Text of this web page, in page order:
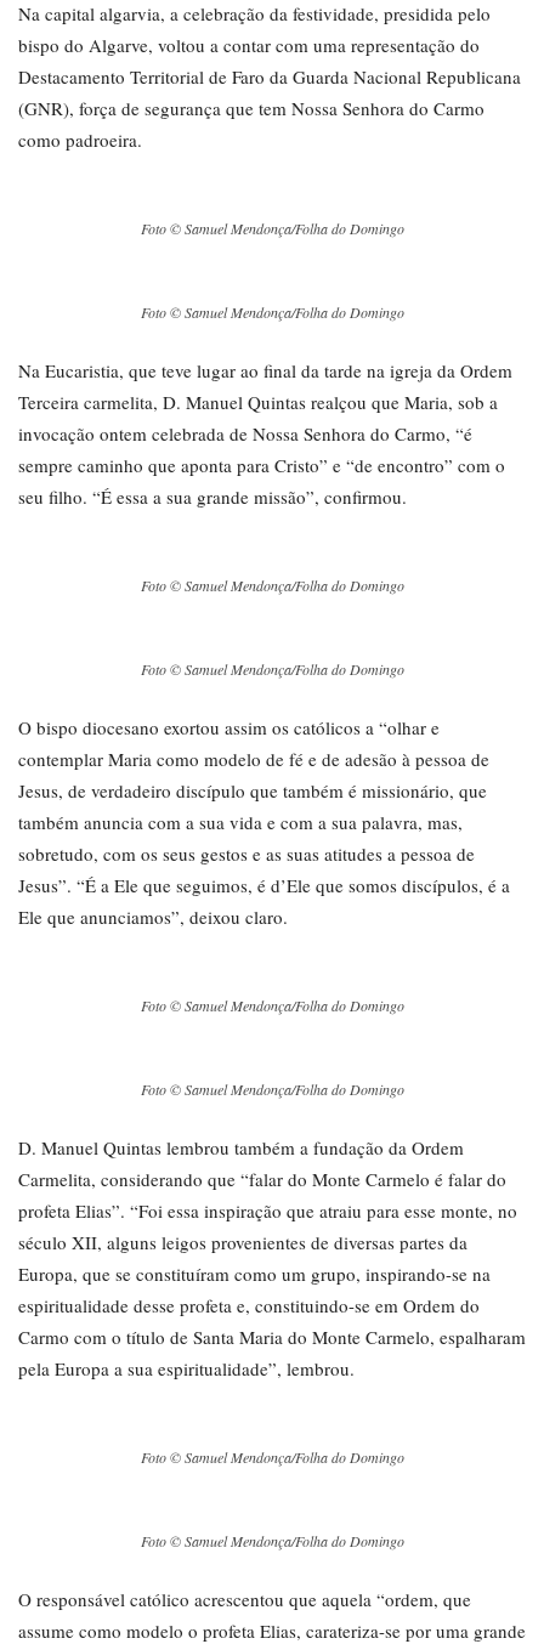
Na capital algarvia, a celebração da festividade, presidida pelo
bispo do Algarve, voltou a contar com uma representação do
Destacamento Territorial de Faro da Guarda Nacional Republicana
(GNR), força de segurança que tem Nossa Senhora do Carmo
como padroeira.
Foto © Samuel Mendonça/Folha do Domingo
Foto © Samuel Mendonça/Folha do Domingo
Na Eucaristia, que teve lugar ao final da tarde na igreja da Ordem
Terceira carmelita, D. Manuel Quintas realçou que Maria, sob a
invocação ontem celebrada de Nossa Senhora do Carmo, “é
sempre caminho que aponta para Cristo” e “de encontro” com o
seu filho. “É essa a sua grande missão”, confirmou.
Foto © Samuel Mendonça/Folha do Domingo
Foto © Samuel Mendonça/Folha do Domingo
O bispo diocesano exortou assim os católicos a “olhar e
contemplar Maria como modelo de fé e de adesão à pessoa de
Jesus, de verdadeiro discípulo que também é missionário, que
também anuncia com a sua vida e com a sua palavra, mas,
sobretudo, com os seus gestos e as suas atitudes a pessoa de
Jesus”. “É a Ele que seguimos, é d’Ele que somos discípulos, é a
Ele que anunciamos”, deixou claro.
Foto © Samuel Mendonça/Folha do Domingo
Foto © Samuel Mendonça/Folha do Domingo
D. Manuel Quintas lembrou também a fundação da Ordem
Carmelita, considerando que “falar do Monte Carmelo é falar do
profeta Elias”. “Foi essa inspiração que atraiu para esse monte, no
século XII, alguns leigos provenientes de diversas partes da
Europa, que se constituíram como um grupo, inspirando-se na
espiritualidade desse profeta e, constituindo-se em Ordem do
Carmo com o título de Santa Maria do Monte Carmelo, espalharam
pela Europa a sua espiritualidade”, lembrou.
Foto © Samuel Mendonça/Folha do Domingo
Foto © Samuel Mendonça/Folha do Domingo
O responsável católico acrescentou que aquela “ordem, que
assume como modelo o profeta Elias, carateriza-se por uma grande